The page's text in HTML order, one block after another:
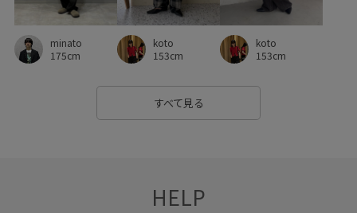
minato
175cm
koto
153cm
koto
153cm
すべて見る
HELP